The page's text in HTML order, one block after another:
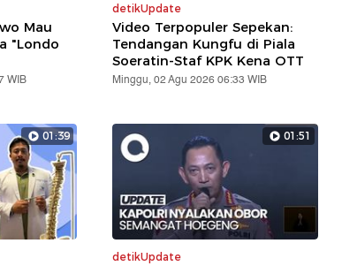
Mau
"Londo
WIB
detikUpdate
Video Terpopuler Sepekan:
Tendangan Kungfu di Piala
Soeratin-Staf KPK Kena OTT
Minggu, 02 Agu 2026 06:33 WIB
01:39 01:51
detikUpdate